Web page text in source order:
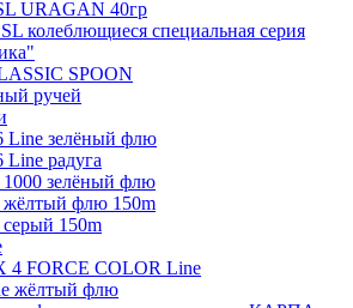
URAGAN 40гр
колеблющиеся специальная серия
SPOON
ручей
Line зелёный флю
радуга
зелёный флю
флю 150m
150m
4 FORCE COLOR Line
жёлтый флю